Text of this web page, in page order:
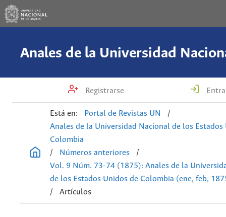
Registrarse
Está en: Portal de Revistas UN
/
Anales de la Universidad Nacional de los Estados
Colombia
/
Números anteriores
/
Vol. 9 Núm. 73-74 (1875): Anales de la
de los Estados Unidos de Colombia (ene, feb,
/
Artículos